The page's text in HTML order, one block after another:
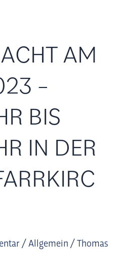
AM
–
BIS
IN DER
/Allgemein /Thomas